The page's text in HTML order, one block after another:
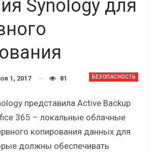
Synology для
БЕЗОПАСНОСТЬ
1, 2017 81
представила Active Backup
365 – локальные облачные
копирования данных для
должны обеспечивать